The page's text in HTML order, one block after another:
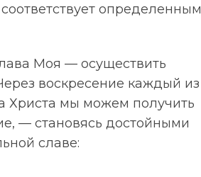
определенным
Моя — осуществить
воскресение каждый из
Христа мы можем получить
— становясь достойными
славе: